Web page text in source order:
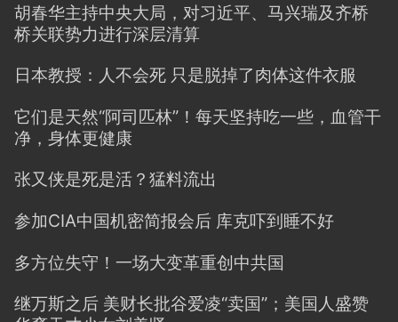
胡春华主持中央大局，对习近平、马兴瑞及齐桥
桥关联势力进行深层清算
日本教授：人不会死 只是脱掉了肉体这件衣服
它们是天然“阿司匹林”！每天坚持吃一些，血管干
净，身体更健康
张又侠是死是活？猛料流出
参加CIA中国机密简报会后 库克吓到睡不好
多方位失守！一场大变革重创中共国
继万斯之后 美财长批谷爱凌“卖国”；美国人盛赞